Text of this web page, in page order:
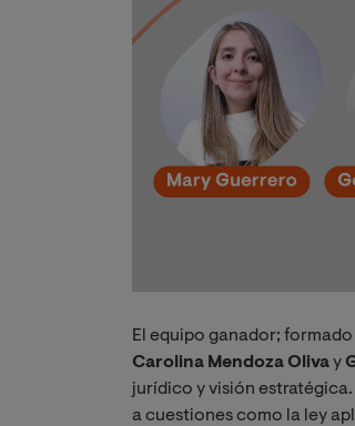
El equipo ganador;
Carolina Mendoza Olivay
jurídico y visión
a cuestiones como la ley